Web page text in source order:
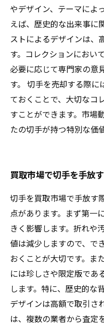
やデザイン、テーマによ
えば、歴史的な出来事に
ストによるデザインは、
す。コレクションにおい
必要に応じて専門家の意
す。 切手を売却する際
ておくことで、大切なコ
すことができます。市場
たの切手が持つ特別な価
買取市場で切手を手放
切手を買取市場で手放す
点があります。まず第一
きく影響します。折れや
値は減少しますので、で
おくことが大切です。ま
には珍しさや限定版であ
します。特に、歴史的な
デザインは高額で取引さ
は、複数の業者から査定